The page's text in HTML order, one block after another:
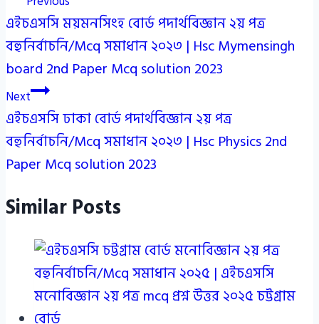
navigation
এইচএসসি ময়মনসিংহ বোর্ড পদার্থবিজ্ঞান ২য় পত্র
বহুনির্বাচনি/Mcq সমাধান ২০২৩ | Hsc Mymensingh
board 2nd Paper Mcq solution 2023
Next
এইচএসসি ঢাকা বোর্ড পদার্থবিজ্ঞান ২য় পত্র
বহুনির্বাচনি/Mcq সমাধান ২০২৩ | Hsc Physics 2nd
Paper Mcq solution 2023
Similar Posts